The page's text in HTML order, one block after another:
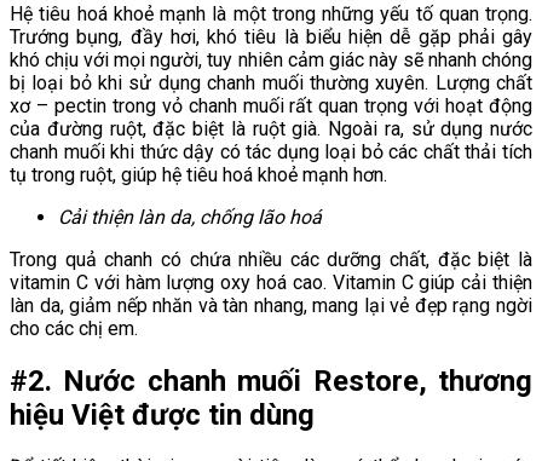
Hệ tiêu hoá khoẻ mạnh là một trong những yếu tố quan trọng.
Trướng bụng, đầy hơi, khó tiêu là biểu hiện dễ gặp phải gây
khó chịu với mọi người, tuy nhiên cảm giác này sẽ nhanh chóng
bị loại bỏ khi sử dụng chanh muối thường xuyên. Lượng chất
xơ – pectin trong vỏ chanh muối rất quan trọng với hoạt động
của đường ruột, đặc biệt là ruột già. Ngoài ra, sử dụng nước
chanh muối khi thức dậy có tác dụng loại bỏ các chất thải tích
tụ trong ruột, giúp hệ tiêu hoá khoẻ mạnh hơn.
Cải thiện làn da, chống lão hoá
Trong quả chanh có chứa nhiều các dưỡng chất, đặc biệt là
vitamin C với hàm lượng oxy hoá cao. Vitamin C giúp cải thiện
làn da, giảm nếp nhăn và tàn nhang, mang lại vẻ đẹp rạng ngời
cho các chị em.
#2. Nước chanh muối Restore, thương
hiệu Việt được tin dùng